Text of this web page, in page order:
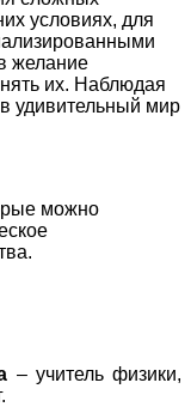
условиях, для
желание
их. Наблюдая
удивительный мир
можно
– учитель физики,